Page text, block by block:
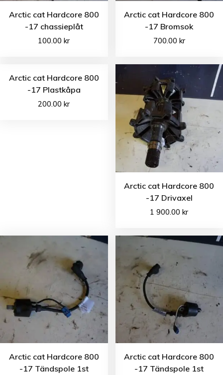
Arctic cat Hardcore 800
-17 chassieplåt
100.00kr
Arctic cat Hardcore 800
-17 Bromsok
700.00 kr
Arctic cat Hardcore 800
-17 Plastkåpa
200.00kr
Arctic cat Hardcore 800
-17 Drivaxel
1 900.00kr
Arctic cat Hardcore 800
-17 Tändspole 1st
Arctic cat Hardcore 800
-17 Tändspole 1st